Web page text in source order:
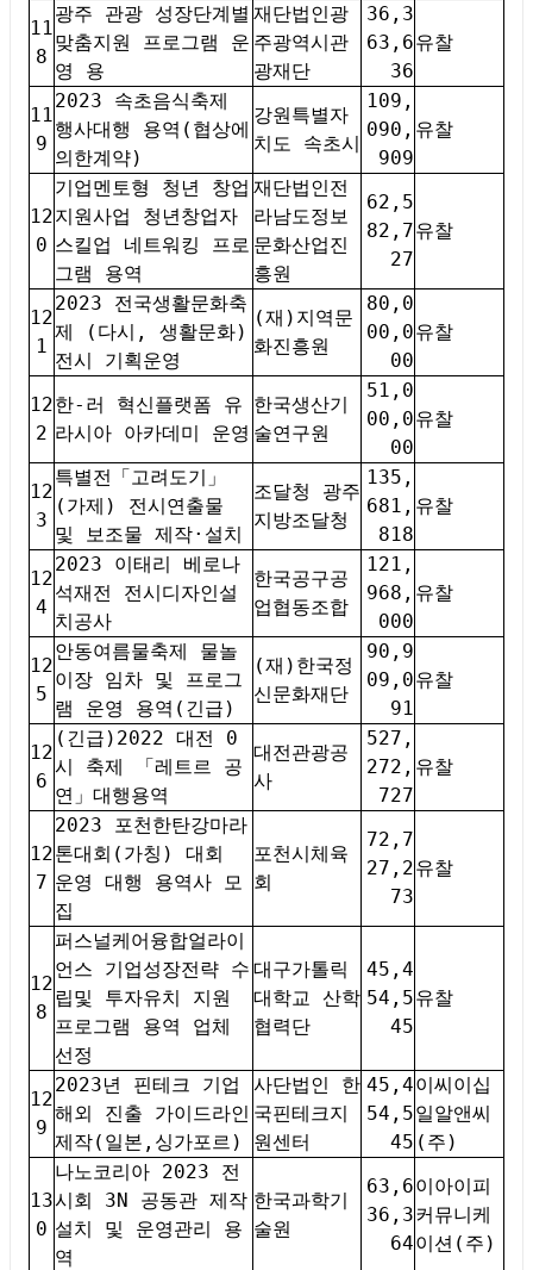
11
8
광주 관광 성장단계별
맞춤지원 프로그램 운
영 용
재단법인광
주광역시관
광재단
36,3
63,6
36
유찰
11
9
2023 속초음식축제
행사대행 용역(협상에
의한계약)
강원특별자
치도 속초시
109,
090,
909
유찰
12
0
기업멘토형 청년 창업
지원사업 청년창업자
스킬업 네트워킹 프로
그램 용역
재단법인전
라남도정보
문화산업진
흥원
62,5
82,7
27
유찰
12
1
2023 전국생활문화축
제 (다시, 생활문화)
전시 기획운영
(재)지역문
화진흥원
80,0
00,0
00
유찰
12
2
한-러 혁신플랫폼 유
라시아 아카데미 운영
한국생산기
술연구원
51,0
00,0
00
유찰
12
3
특별전「고려도기」
(가제) 전시연출물
및 보조물 제작·설치
조달청 광주
지방조달청
135,
681,
818
유찰
12
4
2023 이태리 베로나
석재전 전시디자인설
치공사
한국공구공
업협동조합
121,
968,
000
유찰
12
5
안동여름물축제 물놀
이장 임차 및 프로그
램 운영 용역(긴급)
(재)한국정
신문화재단
90,9
09,0
91
유찰
12
6
(긴급)2022 대전 0
시 축제 「레트르 공
연」대행용역
대전관광공
사
527,
272,
727
유찰
12
7
2023 포천한탄강마라
톤대회(가칭) 대회
운영 대행 용역사 모
집
포천시체육
회
72,7
27,2
73
유찰
12
8
퍼스널케어융합얼라이
언스 기업성장전략 수
립및 투자유치 지원
프로그램 용역 업체
선정
대구가톨릭
대학교 산학
협력단
45,4
54,5
45
유찰
12
9
2023년 핀테크 기업
해외 진출 가이드라인
제작(일본,싱가포르)
사단법인 한
국핀테크지
원센터
45,4
54,5
45
이씨이십
일알앤씨
(주)
13
0
나노코리아 2023 전
시회 3N 공동관 제작
설치 및 운영관리 용
역
한국과학기
술원
63,6
36,3
64
이아이피
커뮤니케
이션(주)